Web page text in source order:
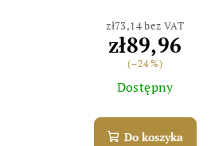
zł73,14 bez VAT
zł89,96
(–24 %)
Dostępny
Do koszyka